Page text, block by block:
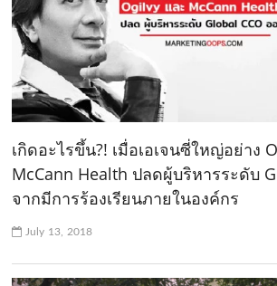
เกิดอะไรขึ้น?! เมื่อเอเจนซี่ใหญ่อย่าง
McCann Health ปลดผู้บริหารระดับ
จากมีการร้องเรียนภายในองค์กร
July 13, 2018